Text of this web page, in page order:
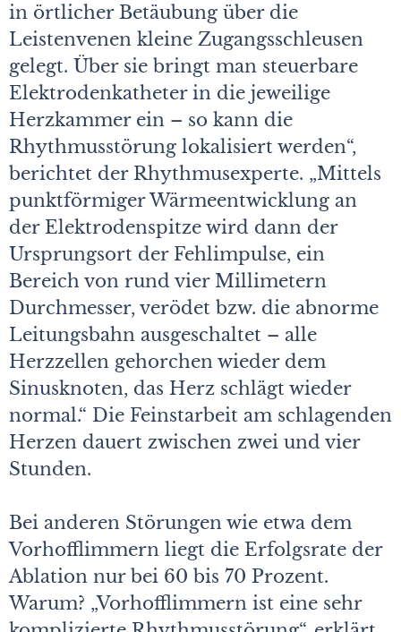
in örtlicher Betäubung über die
Leistenvenen kleine Zugangsschleusen
gelegt. Über sie bringt man steuerbare
Elektrodenkatheter in die jeweilige
Herzkammer ein – so kann die
Rhythmusstörung lokalisiert werden“,
berichtet der Rhythmusexperte. „Mittels
punktförmiger Wärmeentwicklung an
der Elektrodenspitze wird dann der
Ursprungsort der Fehlimpulse, ein
Bereich von rund vier Millimetern
Durchmesser, verödet bzw. die abnorme
Leitungsbahn ausgeschaltet – alle
Herzzellen gehorchen wieder dem
Sinusknoten, das Herz schlägt wieder
normal.“ Die Feinstarbeit am schlagenden
Herzen dauert zwischen zwei und vier
Stunden.
Bei anderen Störungen wie etwa dem
Vorhofflimmern liegt die Erfolgsrate der
Ablation nur bei 60 bis 70 Prozent.
Warum? „Vorhofflimmern ist eine sehr